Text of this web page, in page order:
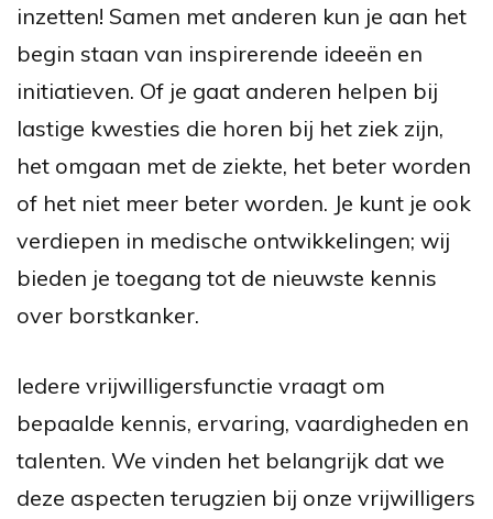
inzetten! Samen met anderen kun je aan het
begin staan van inspirerende ideeën en
initiatieven. Of je gaat anderen helpen bij
lastige kwesties die horen bij het ziek zijn,
het omgaan met de ziekte, het beter worden
of het niet meer beter worden. Je kunt je ook
verdiepen in medische ontwikkelingen; wij
bieden je toegang tot de nieuwste kennis
over borstkanker.
Iedere vrijwilligersfunctie vraagt om
bepaalde kennis, ervaring, vaardigheden en
talenten. We vinden het belangrijk dat we
deze aspecten terugzien bij onze vrijwilligers